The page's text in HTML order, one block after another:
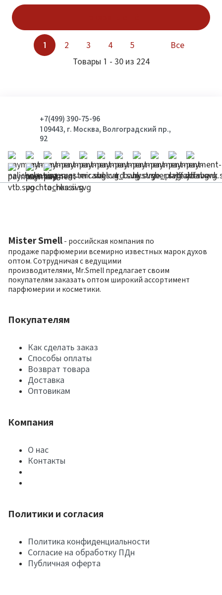
1 2 3 4 5
Все
Товары 1 - 30 из 224
+7(499) 390-75-96
109443, г. Москва, Волгоградский пр.,
92
Mister Smell - российская компания по
продаже парфюмерии всемирно известных марок духов
оптом. Сотрудничая с ведущими
производителями, Mr.Smell предлагает своим
покупателям заказать оптом широкий ассортимент
парфюмерии и косметики.
Покупателям
Как сделать заказ
Способы оплаты
Возврат товара
Доставка
Оптовикам
Компания
О нас
Контакты
Политики и согласия
Политика конфиденциальности
Согласие на обработку ПДн
Публичная оферта